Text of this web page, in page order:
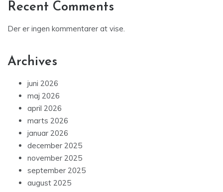
Recent Comments
Der er ingen kommentarer at vise.
Archives
juni 2026
maj 2026
april 2026
marts 2026
januar 2026
december 2025
november 2025
september 2025
august 2025